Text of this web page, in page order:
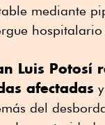
mediante
Luis Potosí
afectadas
del